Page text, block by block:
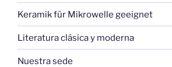
Keramik für Mikrowelle geeignet
Literatura clásica y moderna
Nuestra sede